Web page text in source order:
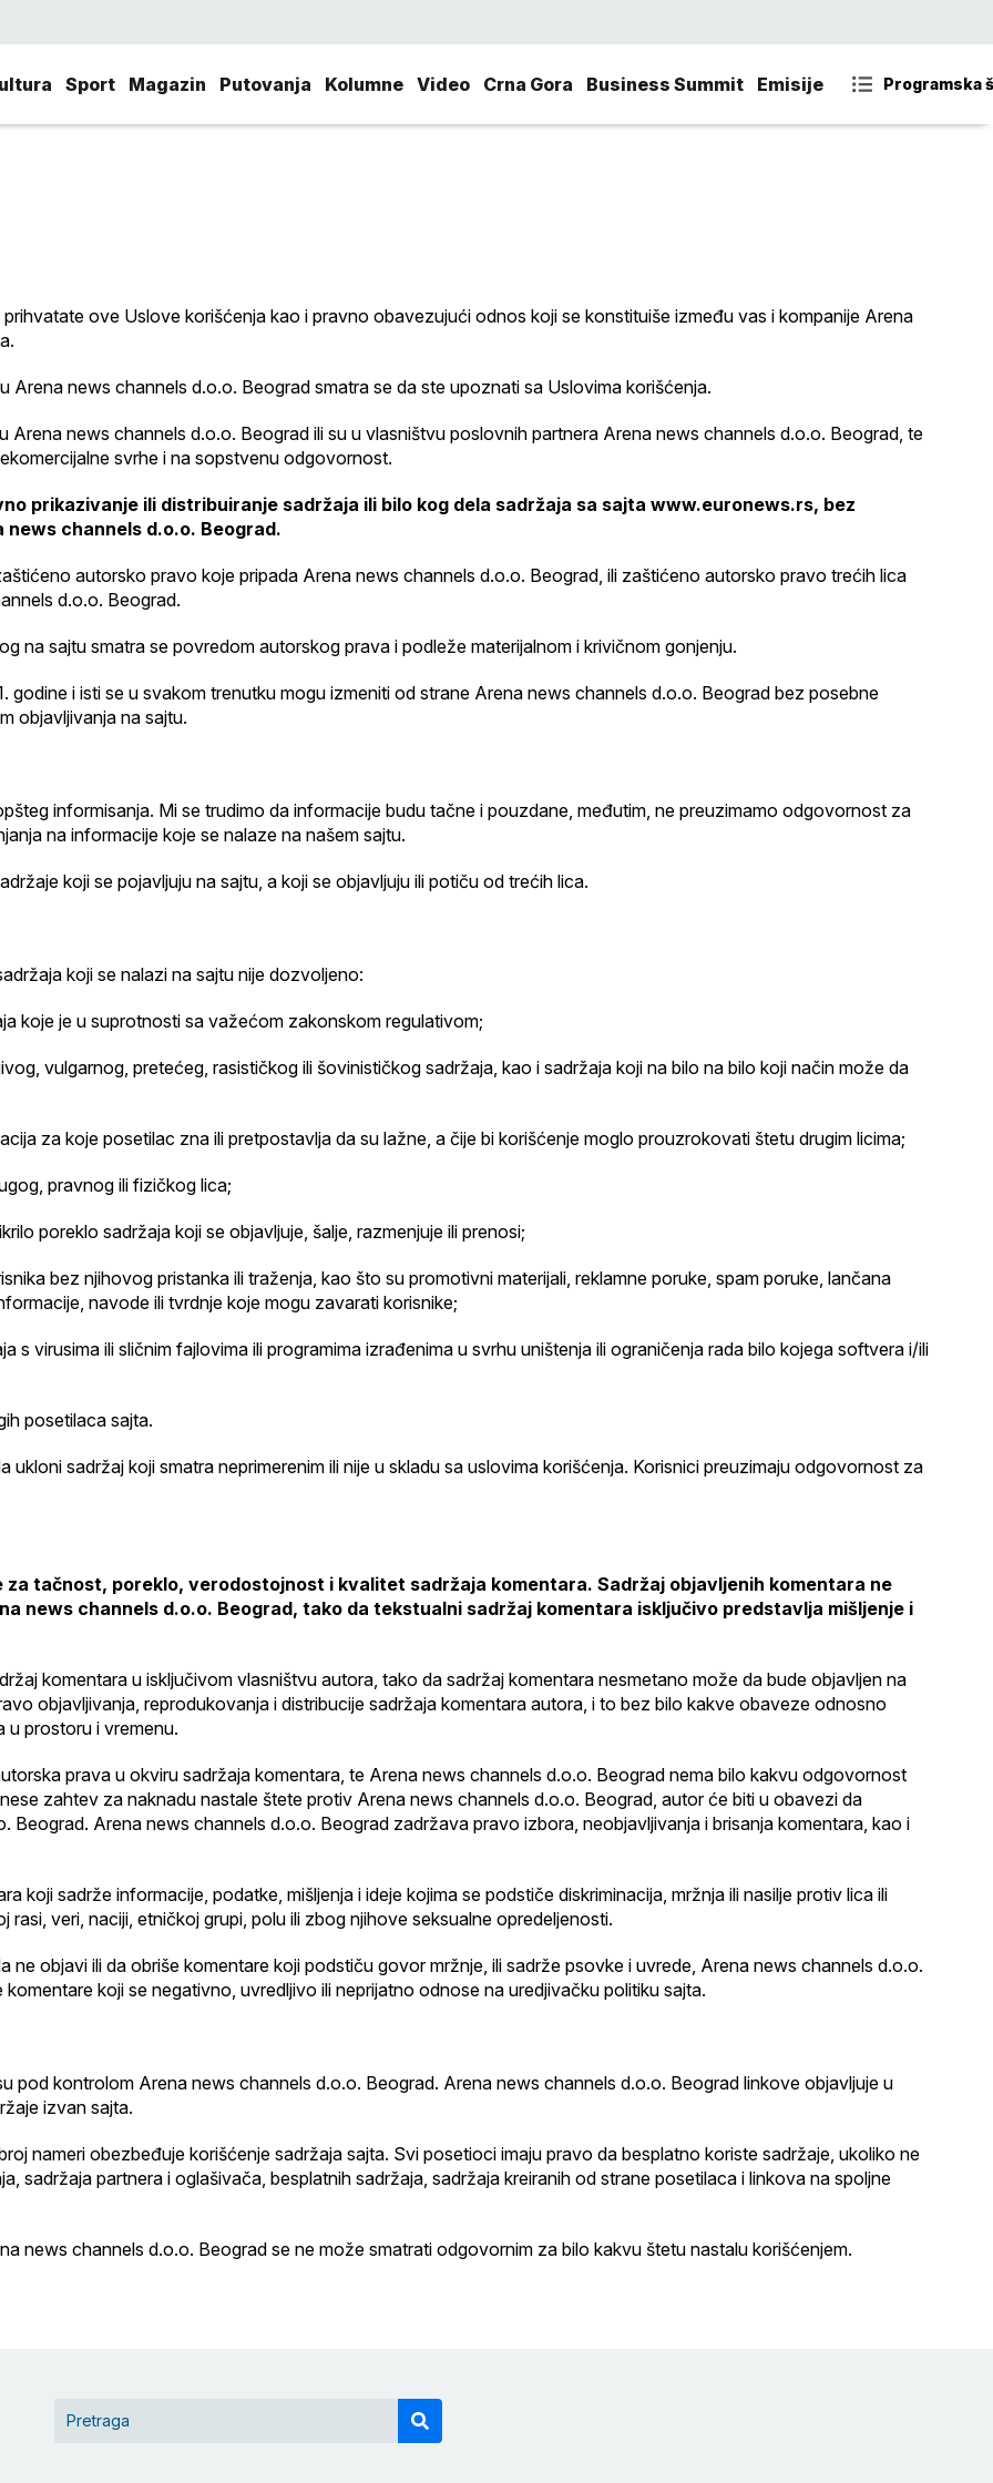
Sport Magazin Putovanja Kolumne Video Crna Gora Business Summit Emisije Programska
ove Uslove korišćenja kao i pravno obavezujući odnos koji se konstituiše između vas i kompanije Arena
Arena news channels d.o.o. Beograd smatra se da ste upoznati sa Uslovima korišćenja.
Arena news channels d.o.o. Beograd ili su u vlasništvu poslovnih partnera Arena news channels d.o.o. Beograd, te
svrhe i na sopstvenu odgovornost.
prikazivanje ili distribuiranje sadržaja ili bilo kog dela sadržaja sa sajta www.euronews.rs, bez
channels d.o.o. Beograd.
autorsko pravo koje pripada Arena news channels d.o.o. Beograd, ili zaštićeno autorsko pravo trećih lica
d.o.o. Beograd.
na sajtu smatra se povredom autorskog prava i podleže mаterijаlnom i krivičnom gonjenju.
godine i isti se u svakom trenutku mogu izmeniti od strane Arena news channels d.o.o. Beograd bez posebne
objavljivanja na sajtu.
informisanja. Mi se trudimo da informacije budu tačne i pouzdane, međutim, ne preuzimamo odgovornost za
na informacije koje se nalaze na našem sajtu.
koji se pojavljuju na sajtu, a koji se objavljuju ili potiču od trećih lica.
koji se nalazi na sajtu nije dozvoljeno:
koje je u suprotnosti sa važećom zakonskom regulativom;
vulgarnog, pretećeg, rasističkog ili šovinističkog sadržaja, kao i sadržaja koji na bilo na bilo koji način može da
za koje posetilac zna ili pretpostavlja da su lažne, a čije bi korišćenje moglo prouzrokovati štetu drugim licima;
pravnog ili fizičkog lica;
poreklo sadržaja koji se objavljuje, šalje, razmenjuje ili prenosi;
bez njihovog pristanka ili traženja, kao što su promotivni materijali, reklamne poruke, spam poruke, lančana
navode ili tvrdnje koje mogu zavarati korisnike;
s virusima ili sličnim fajlovima ili programima izrađenima u svrhu uništenja ili ograničenja rada bilo kojega softvera i/ili
posetilaca sajta.
ukloni sadržaj koji smatra neprimerenim ili nije u skladu sa uslovima korišćenja. Korisnici preuzimaju odgovornost za
za tačnost, poreklo, verodostojnost i kvalitet sadržaja komentara. Sadržaj objavljenih komentara ne
news channels d.o.o. Beograd, tako da tekstualni sadržaj komentara isključivo predstavlja mišljenje i
komentara u isključivom vlasništvu autora, tako da sadržaj komentara nesmetano može da bude objavljen na
objavljivanja, reprodukovanja i distribucije sadržaja komentara autora, i to bez bilo kakve obaveze odnosno
u prostoru i vremenu.
prava u okviru sadržaja komentara, te Arena news channels d.o.o. Beograd nema bilo kakvu odgovornost
zahtev za naknadu nastale štete protiv Arena news channels d.o.o. Beograd, autor će biti u obavezi da
Beograd. Arena news channels d.o.o. Beograd zadržava pravo izbora, neobjavljivanja i brisanja komentara, kao i
koji sadrže informacije, podatke, mišljenja i ideje kojima se podstiče diskriminacija, mržnja ili nasilje protiv lica ili
rasi, veri, naciji, etničkoj grupi, polu ili zbog njihove seksualne opredeljenosti.
ne objavi ili da obriše komentare koji podstiču govor mržnje, ili sadrže psovke i uvrede, Arena news channels d.o.o.
koji se negativno, uvredljivo ili neprijatno odnose na uredjivačku politiku sajta.
pod kontrolom Arena news channels d.o.o. Beograd. Arena news channels d.o.o. Beograd linkove objavljuje u
izvan sajta.
nameri obezbeđuje korišćenje sadržaja sajta. Svi posetioci imaju pravo da besplatno koriste sadržaje, ukoliko ne
sadržaja partnera i oglašivača, besplatnih sadržaja, sadržaja kreiranih od strane posetilaca i linkova na spoljne
news channels d.o.o. Beograd se ne može smatrati odgovornim za bilo kakvu štetu nastalu korišćenjem.